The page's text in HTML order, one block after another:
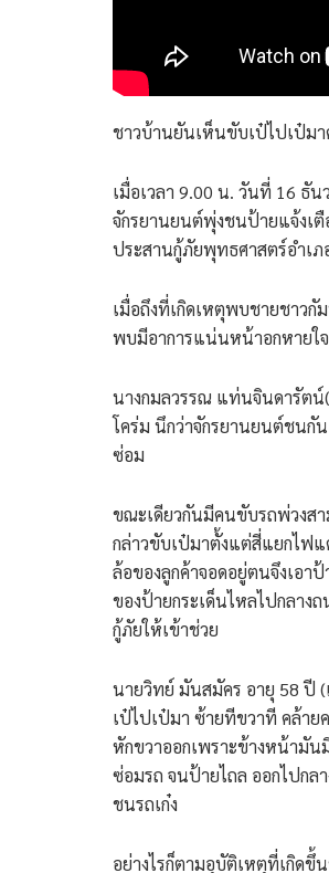
ชาวบ้านยันเห็นขับเป๋ไปเป๋มา
เมื่อเวลา 9.00 น. วันที่ 16 ธั
จักรยานยนต์พุ่งชนป้ายแจ้งเตื
ประสานกู้ภัยพุทธศาสตร์อำเ
เมื่อถึงที่เกิดเหตุพบชายชาวกั
พบมีอาการแน่นหน้าอกหายใ
นางกมลวรรณ แท่นจินดารัตน์(
โคร่ม นึกว่าจักรยานยนต์ชนกั
ซ่อม
ขณะเดียวกันมีคนขับรถพ่วงส
กล่าวขับเป๋มาตั้งแต่สี่แยกไฟแ
ล้อของลูกค้าจอดอยู่ตนจึงเอา
ของป้ายกระเด็นไหลไปกลาง
กู้ภัยให้เข้าช่วย
นายวิทย์ มันสมัคร อายุ 58 ปี (
เป๋ไปเป๋มา ซ้ายทีขวาที คล้า
หักขวาออกเพราะข้างหน้ามั
ซ่อมรถ จนป้ายไถล ออกไปก
ชนรถเก๋ง
อย่างไรก็ตามอุบัติเหตุที่เกิดขึ้